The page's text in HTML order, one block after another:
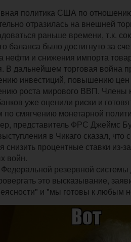
политика США по
отразилась на внешней
раньше времени, т.к.
баланса было достигнуто за
нефти и снижения импорта
В дальнейшем торговая война
инвестиций, повышению цен
роста мирового ВВП. Члены
уже оценили риски и
по смягчению монетарной
представитель ФРС Джеймс
в Чикаго сказал, что
снизить процентные ставки из-
войн.
резервной
это высказывание,
и "мы готовы к любым